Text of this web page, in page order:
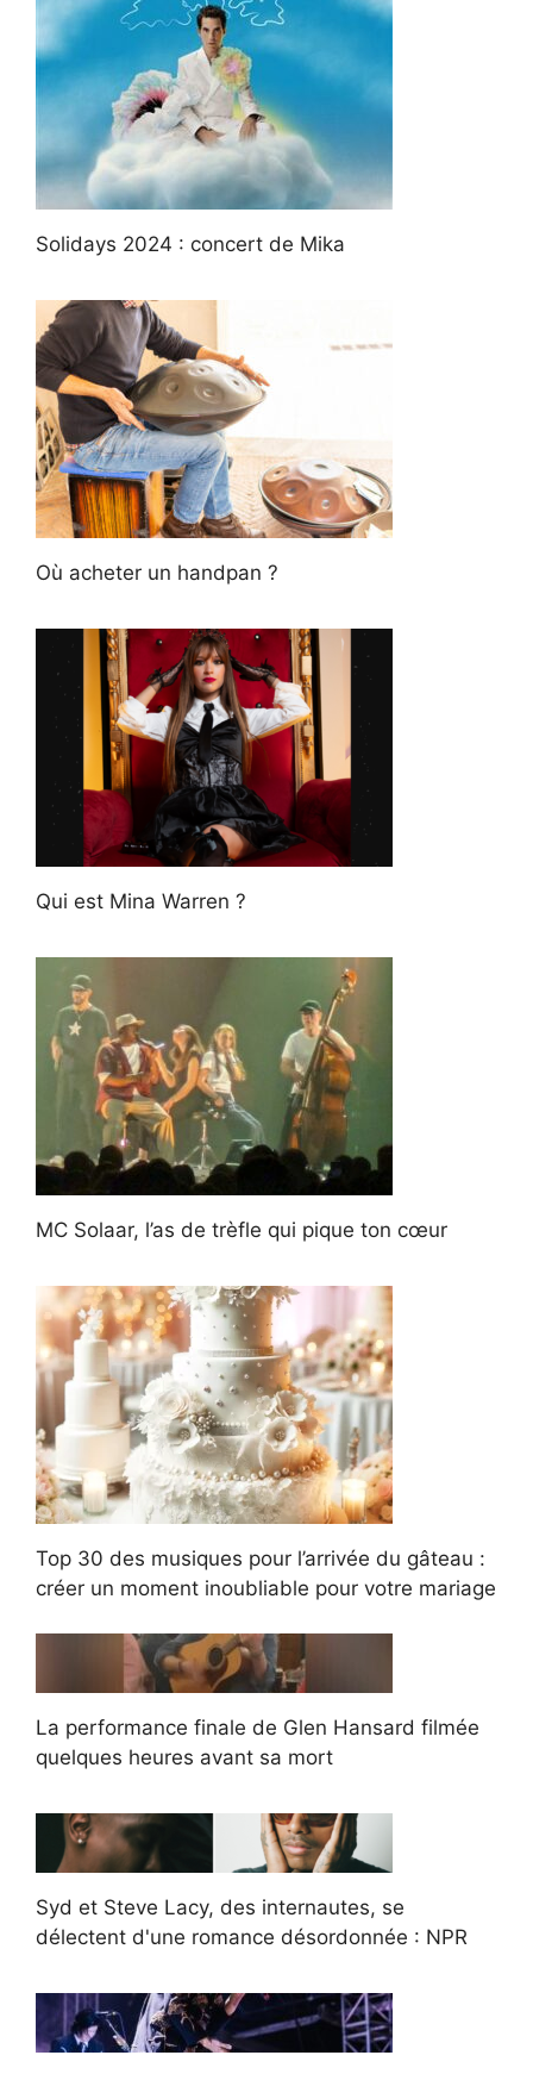
Solidays 2024 : concert de Mika
Où acheter un handpan ?
Qui est Mina Warren ?
MC Solaar, l’as de trèfle qui pique ton cœur
Top 30 des musiques pour l’arrivée du gâteau :
créer un moment inoubliable pour votre mariage
La performance finale de Glen Hansard filmée
quelques heures avant sa mort
Syd et Steve Lacy, des internautes, se
délectent d'une romance désordonnée : NPR